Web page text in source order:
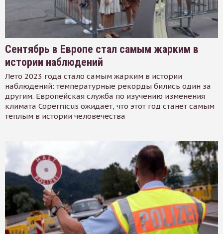
Сентябрь в Европе стал самым жарким в
истории наблюдений
Лето 2023 года стало самым жарким в истории
наблюдений: температурные рекорды бились один за
другим. Европейская служба по изучению изменения
климата Copernicus ожидает, что этот год станет самым
тёплым в истории человечества